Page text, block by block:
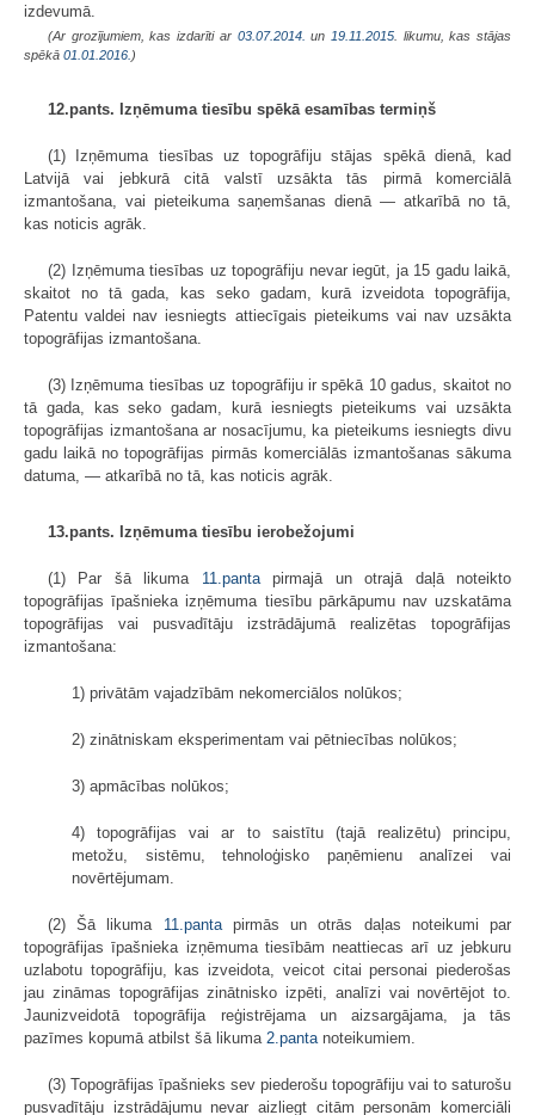
izdevumā.
(Ar grozījumiem, kas izdarīti ar 03.07.2014. un 19.11.2015. likumu, kas stājas
spēkā 01.01.2016. )
12.pants. Izņēmuma tiesību spēkā esamības termiņš
(1) Izņēmuma tiesības uz topogrāfiju stājas spēkā dienā, kad
Latvijā vai jebkurā citā valstī uzsākta tās pirmā komerciālā
izmantošana, vai pieteikuma saņemšanas dienā — atkarībā no tā,
kas noticis agrāk.
(2) Izņēmuma tiesības uz topogrāfiju nevar iegūt, ja 15 gadu laikā,
skaitot no tā gada, kas seko gadam, kurā izveidota topogrāfija,
Patentu valdei nav iesniegts attiecīgais pieteikums vai nav uzsākta
topogrāfijas izmantošana.
(3) Izņēmuma tiesības uz topogrāfiju ir spēkā 10 gadus, skaitot no
tā gada, kas seko gadam, kurā iesniegts pieteikums vai uzsākta
topogrāfijas izmantošana ar nosacījumu, ka pieteikums iesniegts divu
gadu laikā no topogrāfijas pirmās komerciālās izmantošanas sākuma
datuma, — atkarībā no tā, kas noticis agrāk.
13.pants. Izņēmuma tiesību ierobežojumi
(1) Par šā likuma 11.pantapirmajā un otrajā daļā noteikto
topogrāfijas īpašnieka izņēmuma tiesību pārkāpumu nav uzskatāma
topogrāfijas vai pusvadītāju izstrādājumā realizētas topogrāfijas
izmantošana:
1) privātām vajadzībām nekomerciālos nolūkos;
2) zinātniskam eksperimentam vai pētniecības nolūkos;
3) apmācības nolūkos;
4) topogrāfijas vai ar to saistītu (tajā realizētu) principu,
metožu, sistēmu, tehnoloģisko paņēmienu analīzei vai
novērtējumam.
(2) Šā likuma 11.pantapirmās un otrās daļas noteikumi par
topogrāfijas īpašnieka izņēmuma tiesībām neattiecas arī uz jebkuru
uzlabotu topogrāfiju, kas izveidota, veicot citai personai piederošas
jau zināmas topogrāfijas zinātnisko izpēti, analīzi vai novērtējot to.
Jaunizveidotā topogrāfija reģistrējama un aizsargājama, ja tās
pazīmes kopumā atbilst šā likuma 2.pantanoteikumiem.
(3) Topogrāfijas īpašnieks sev piederošu topogrāfiju vai to saturošu
pusvadītāju izstrādājumu nevar aizliegt citām personām komerciāli